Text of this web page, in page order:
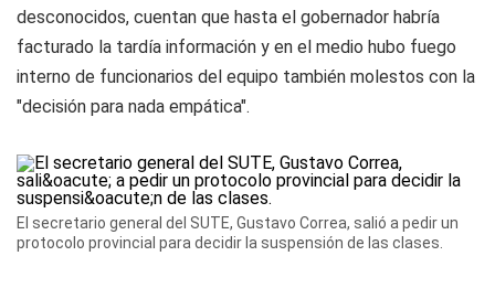
desconocidos, cuentan que hasta el gobernador habría
facturado la tardía información y en el medio hubo fuego
interno de funcionarios del equipo también molestos con la
"decisión para nada empática".
El secretario general del SUTE, Gustavo Correa, salió a pedir un
protocolo provincial para decidir la suspensión de las clases.